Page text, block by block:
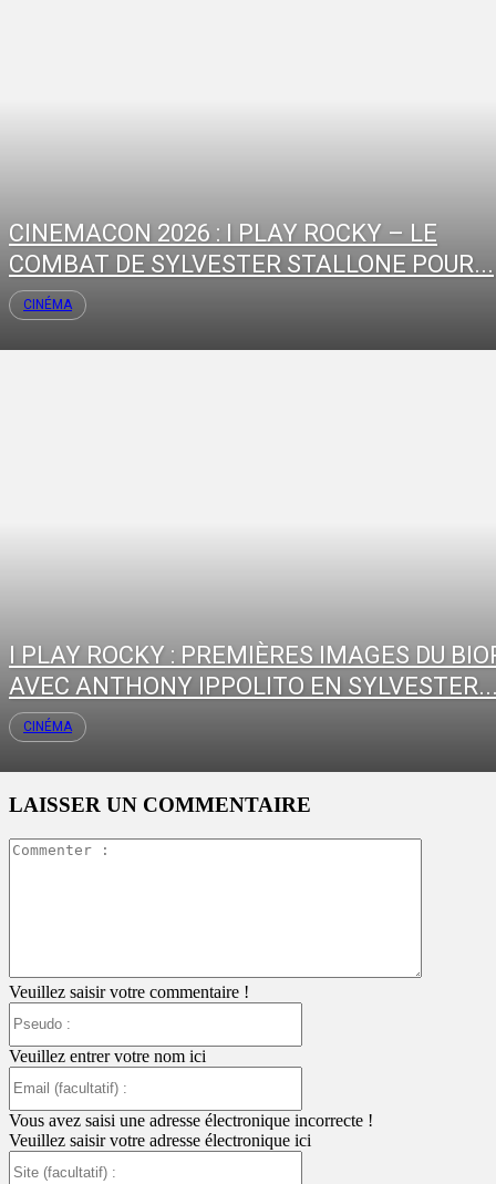
CINEMACON 2026 : I PLAY ROCKY – LE
COMBAT DE SYLVESTER STALLONE POUR...
CINÉMA
I PLAY ROCKY : PREMIÈRES IMAGES DU
AVEC ANTHONY IPPOLITO EN
CINÉMA
LAISSER UN COMMENTAIRE
Veuillez saisir votre commentaire !
Veuillez entrer votre nom ici
:
Vous avez saisi une adresse électronique incorrecte !
Veuillez saisir votre adresse électronique ici